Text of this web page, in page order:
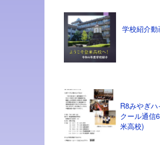
学校紹介動
R8みやぎハ
クール通信
米高校)